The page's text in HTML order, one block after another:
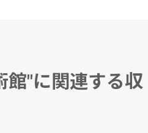
館"に関連する収